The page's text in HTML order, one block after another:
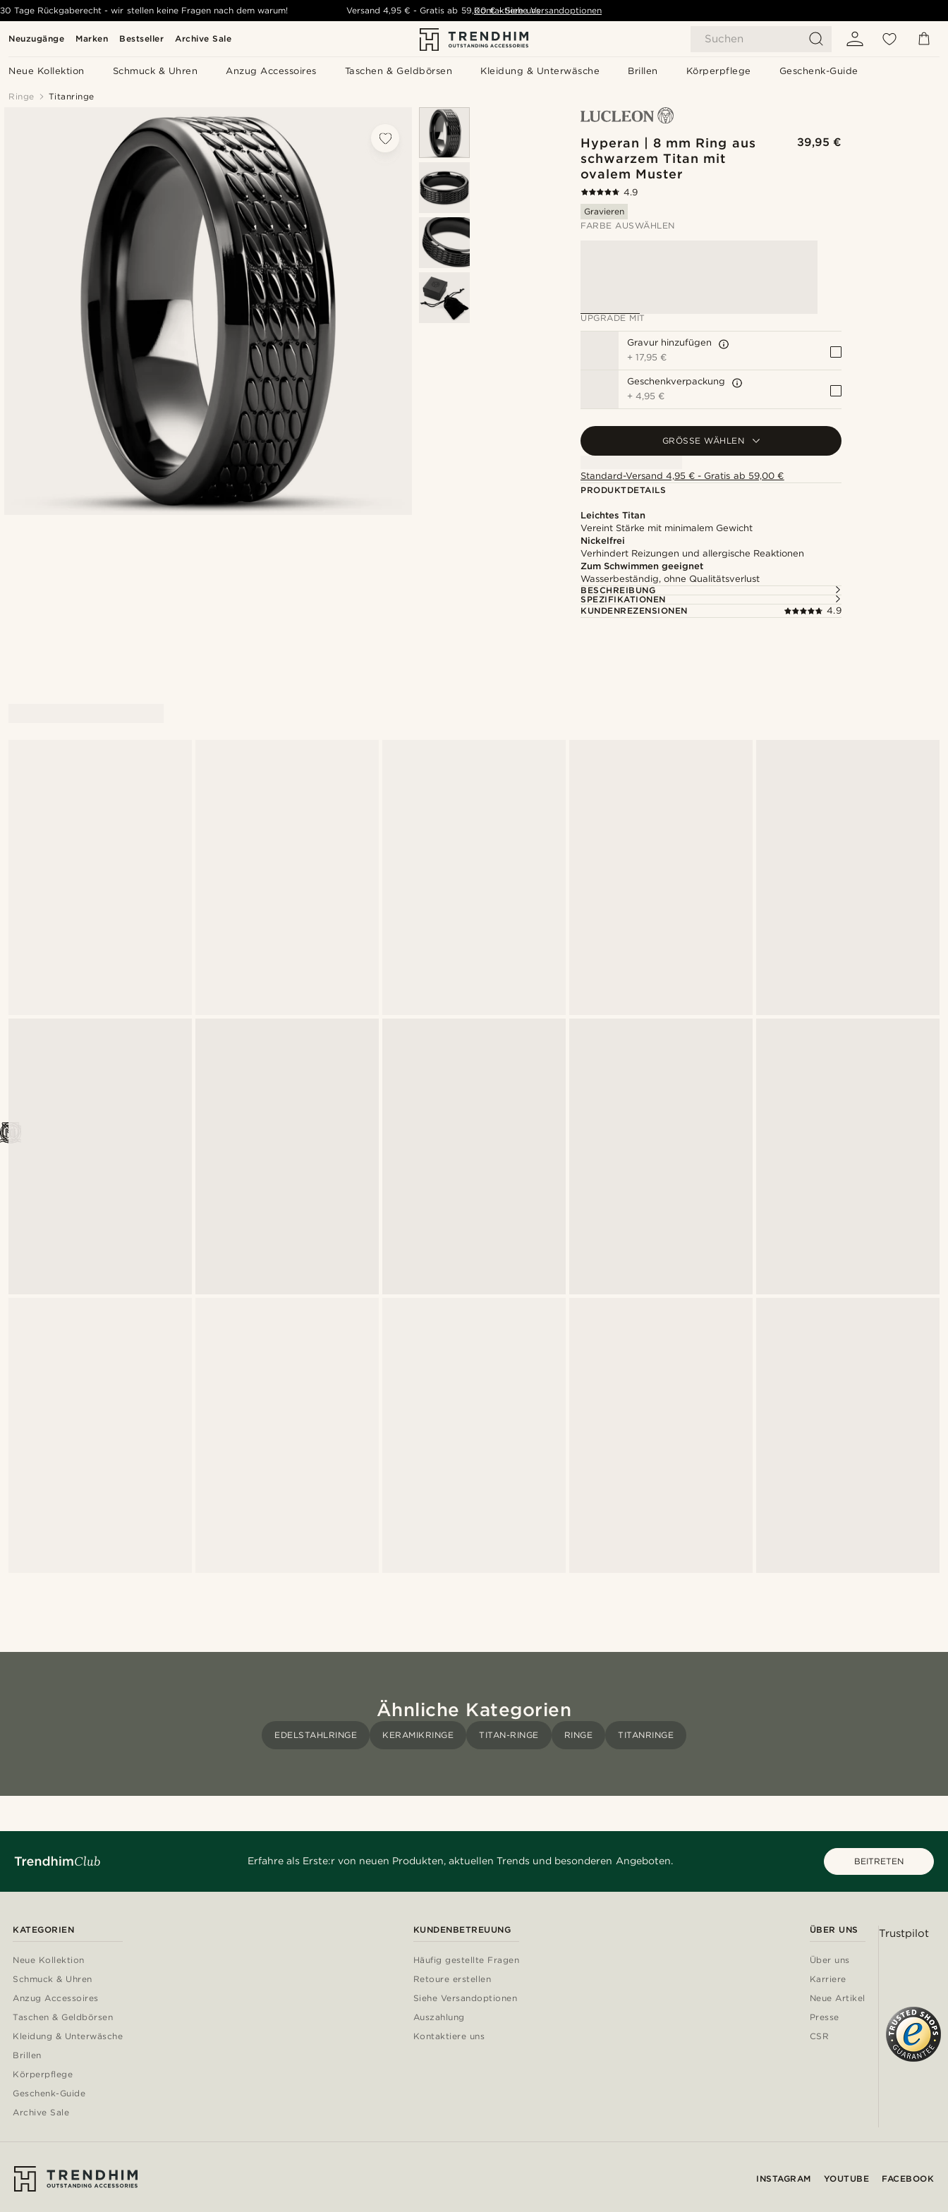
Neuzugänge Marken Bestseller Archive Sale Suchen
Neue Kollektion Schmuck & Uhren Anzug Accessoires Taschen & Geldbörsen Kleidung & Unterwäsche Brillen Körperpflege Geschenk-Guide
30 Tage Rückgaberecht - wir stellen keine Fragen nach dem warum! Versand 4,95 € -Gratis ab 59,00 € - Siehe Versandoptionen
Kontaktiere uns
Ringe Titanringe
Hyperan | 8 mm Ring aus
schwarzem Titan mit
ovalem Muster
39,95 €
4.9
Gravieren
FARBE AUSWÄHLEN
UPGRADE MIT
Gravur hinzufügen
+17,95 €
Geschenkverpackung
+4,95 €
GRÖSSE WÄHLEN
Standard-Versand 4,95 € - Gratis ab 59,00 €
PRODUKTDETAILS
Leichtes Titan
Vereint Stärke mit minimalem Gewicht
Nickelfrei
Verhindert Reizungen und allergische Reaktionen
Zum Schwimmen geeignet
Wasserbeständig, ohne Qualitätsverlust
BESCHREIBUNG
SPEZIFIKATIONEN
KUNDENREZENSIONEN
4.9
Ähnliche Kategorien
EDELSTAHLRINGE KERAMIKRINGE TITAN-RINGE RINGE TITANRINGE
Erfahre als Erste:r von neuen Produkten, aktuellen Trends und besonderen Angeboten. BEITRETEN
KATEGORIEN
Neue Kollektion
Schmuck & Uhren
Anzug Accessoires
Taschen & Geldbörsen
Kleidung & Unterwäsche
Brillen
Körperpflege
Geschenk-Guide
Archive Sale
KUNDENBETREUUNG
Häufig gestellte Fragen
Retoure erstellen
Siehe Versandoptionen
Auszahlung
Kontaktiere uns
ÜBER UNS
Über uns
Karriere
Neue Artikel
Presse
CSR
Trustpilot
INSTAGRAM YOUTUBE FACEBOOK